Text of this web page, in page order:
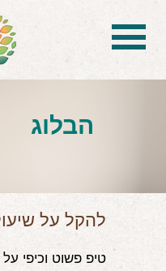
הכל
הבלוג
להקל על
טיפ פשוט וכיפי